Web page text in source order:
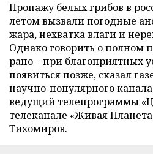
Пропажу белых грибов в
летом вызвали погодные
жара, нехватка влаги и
Однако говорить о полном
рано – при благоприятных
появиться позже, сказал
научно-популярного
ведущий телепрограммы
телеканале «Живая
Тихомиров.